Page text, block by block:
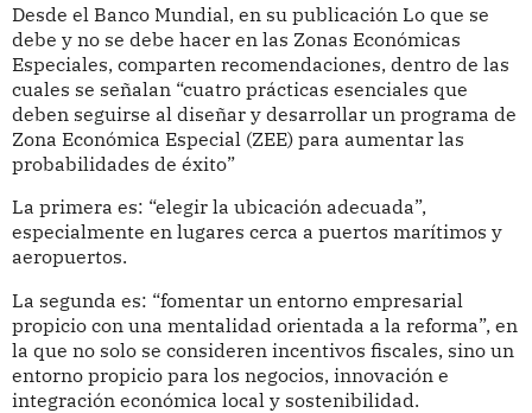
Desde el Banco Mundial, en su publicación Lo que se
debe y no se debe hacer en las Zonas Económicas
Especiales, comparten recomendaciones, dentro de las
cuales se señalan “cuatro prácticas esenciales que
deben seguirse al diseñar y desarrollar un programa de
Zona Económica Especial (ZEE) para aumentar las
probabilidades de éxito”
La primera es: “elegir la ubicación adecuada”,
especialmente en lugares cerca a puertos marítimos y
aeropuertos.
La segunda es: “fomentar un entorno empresarial
propicio con una mentalidad orientada a la reforma”, en
la que no solo se consideren incentivos fiscales, sino un
entorno propicio para los negocios, innovación e
integración económica local y sostenibilidad.